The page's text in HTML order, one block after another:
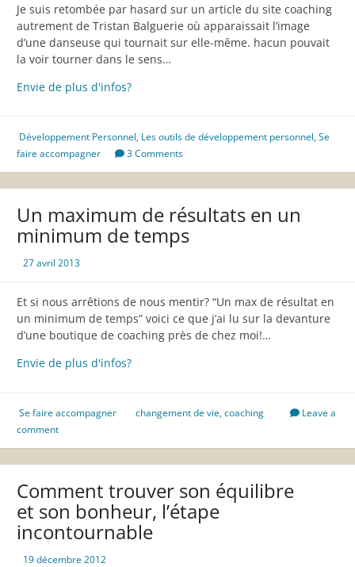
Je suis retombée par hasard sur un article du site coaching
autrement de Tristan Balguerie où apparaissait l’image
d’une danseuse qui tournait sur elle-même. hacun pouvait
la voir tourner dans le sens…
Envie de plus d'infos?Exercice
votre
état
émotionnel.
Intuition
mental?
Développement Personnel, Les outils de développement personnel,Se
faire accompagner
3 Comments
Un maximum de résultats en un
minimum de temps
27 avril 2013
Et si nous arrêtions de nous mentir? “Un max de résultat en
un minimum de temps” voici ce que j’ai lu sur la devanture
d’une boutique de coaching près de chez moi!…
Envie de plus d'infos?Un
résultats
un
minimum
temps
Se faire accompagner changement de vie,coaching
Leave a
comment
Comment trouver son équilibre
et son bonheur, l’étape
incontournable
19 décembre 2012